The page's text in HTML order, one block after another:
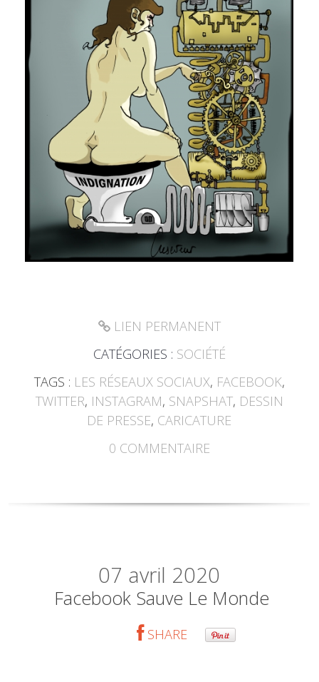
LIEN PERMANENT
CATÉGORIES : SOCIÉTÉ
TAGS : LES RÉSEAUX SOCIAUX, FACEBOOK,
TWITTER, INSTAGRAM, SNAPSHAT, DESSIN
DE PRESSE, CARICATURE
0 COMMENTAIRE
07 avril 2020
Facebook Sauve Le Monde
SHARE